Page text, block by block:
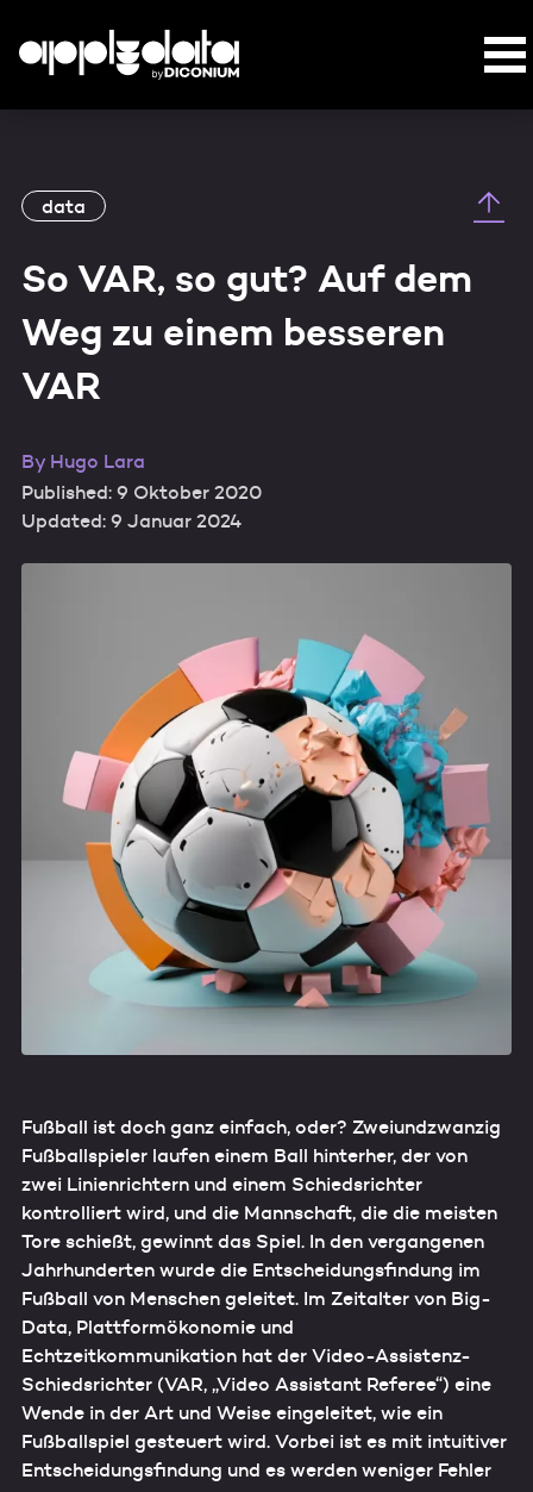
data
So VAR, so gut? Auf dem
Weg zu einem besseren
VAR
By Hugo Lara
Published: 9 Oktober 2020
Updated: 9 Januar 2024
Fußball ist doch ganz einfach, oder? Zweiundzwanzig
Fußballspieler laufen einem Ball hinterher, der von
zwei Linienrichtern und einem Schiedsrichter
kontrolliert wird, und die Mannschaft, die die meisten
Tore schießt, gewinnt das Spiel. In den vergangenen
Jahrhunderten wurde die Entscheidungsfindung im
Fußball von Menschen geleitet. Im Zeitalter von Big-
Data, Plattformökonomie und
Echtzeitkommunikation hat der Video-Assistenz-
Schiedsrichter (VAR, „Video Assistant Referee“) eine
Wende in der Art und Weise eingeleitet, wie ein
Fußballspiel gesteuert wird. Vorbei ist es mit intuitiver
Entscheidungsfindung und es werden weniger Fehler